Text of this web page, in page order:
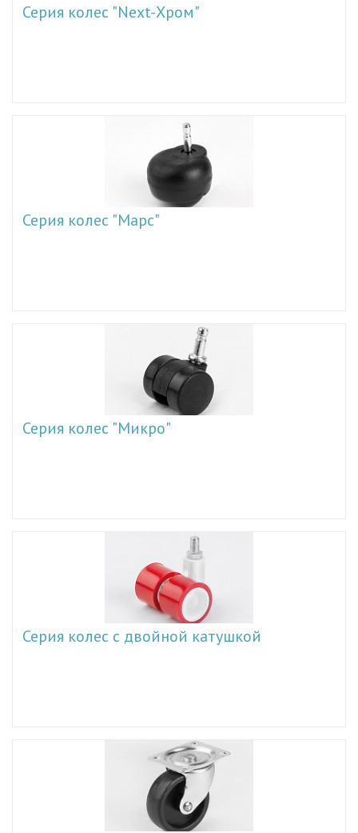
Серия колес "Next-Хром"
Серия колес "Марс"
Серия колес "Микро"
Серия колес с двойной катушкой